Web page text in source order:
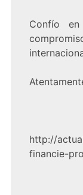
Confío
http://
financie-